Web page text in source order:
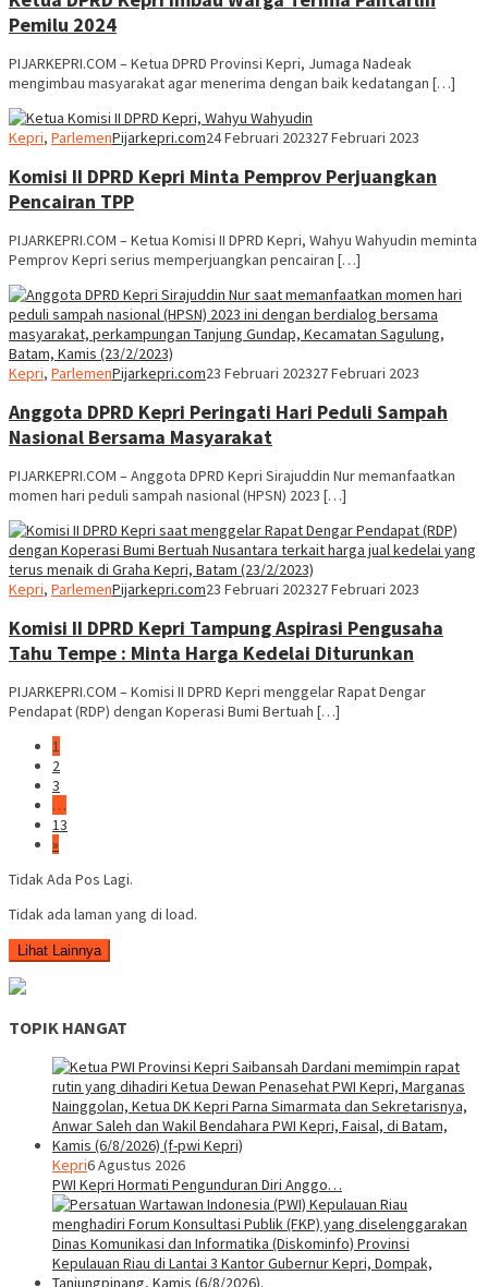
Pemilu 2024
PIJARKEPRI.COM – Ketua DPRD Provinsi Kepri, Jumaga Nadeak
mengimbau masyarakat agar menerima dengan baik kedatangan […]
Kepri, ParlemenPijarkepri.com24 Februari 202327 Februari 2023
Komisi II DPRD Kepri Minta Pemprov Perjuangkan
Pencairan TPP
PIJARKEPRI.COM – Ketua Komisi II DPRD Kepri, Wahyu Wahyudin meminta
Pemprov Kepri serius memperjuangkan pencairan […]
Kepri, ParlemenPijarkepri.com23 Februari 202327 Februari 2023
Anggota DPRD Kepri Peringati Hari Peduli Sampah
Nasional Bersama Masyarakat
PIJARKEPRI.COM – Anggota DPRD Kepri Sirajuddin Nur memanfaatkan
momen hari peduli sampah nasional (HPSN) 2023 […]
Kepri, ParlemenPijarkepri.com23 Februari 202327 Februari 2023
Komisi II DPRD Kepri Tampung Aspirasi Pengusaha
Tahu Tempe : Minta Harga Kedelai Diturunkan
PIJARKEPRI.COM – Komisi II DPRD Kepri menggelar Rapat Dengar
Pendapat (RDP) dengan Koperasi Bumi Bertuah […]
1
2
3
…
13
»
Tidak Ada Pos Lagi.
Tidak ada laman yang di load.
Lihat Lainnya
TOPIK HANGAT
Kepri6 Agustus 2026
PWI Kepri Hormati Pengunduran Diri Anggo…